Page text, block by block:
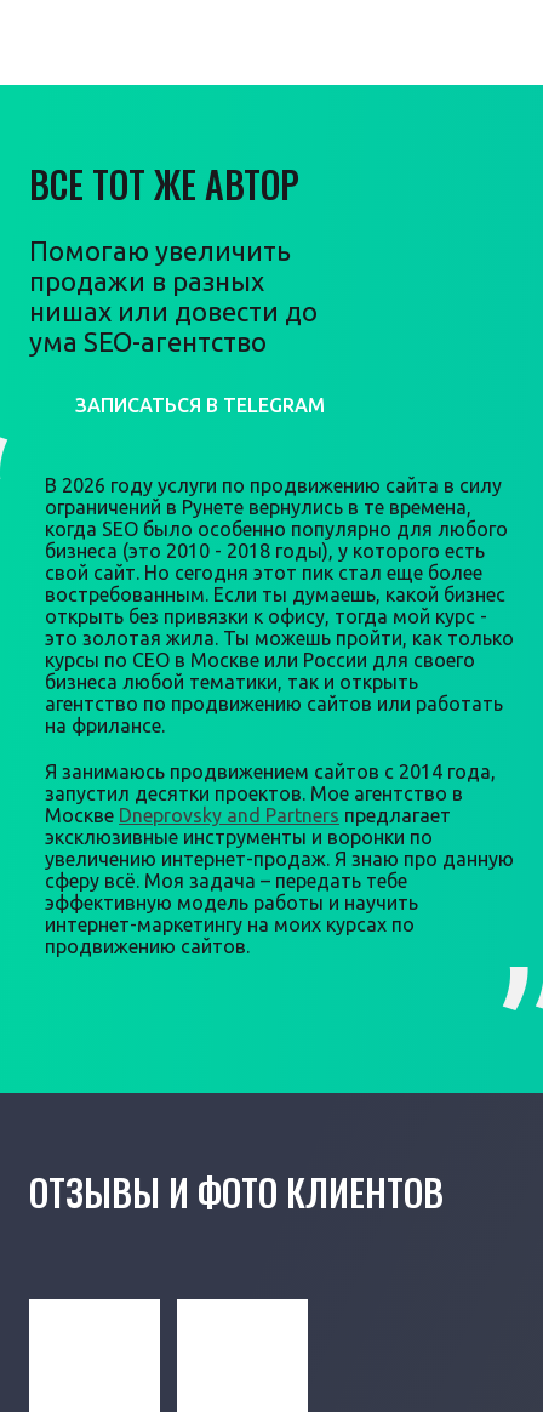
ВСЕ ТОТ ЖЕ АВТОР
Помогаю увеличить
продажи в разных
нишах или довести до
ума SEO-агентство
ЗАПИСАТЬСЯ В TELEGRAM
В 2026 году услуги по продвижению сайта в силу
ограничений в Рунете вернулись в те времена,
когда SEO было особенно популярно для любого
бизнеса (это 2010 - 2018 годы), у которого есть
свой сайт. Но сегодня этот пик стал еще более
востребованным. Если ты думаешь, какой бизнес
открыть без привязки к офису, тогда мой курс -
это золотая жила. Ты можешь пройти, как только
курсы по СЕО в Москве или России для своего
бизнеса любой тематики, так и открыть
агентство по продвижению сайтов или работать
на фрилансе.
Я занимаюсь продвижением сайтов с 2014 года,
запустил десятки проектов. Мое агентство в
Москве Dneprovsky and Partners предлагает
эксклюзивные инструменты и воронки по
увеличению интернет-продаж. Я знаю про данную
сферу всё. Моя задача – передать тебе
эффективную модель работы и научить
интернет-маркетингу на моих курсах по
продвижению сайтов.
ОТЗЫВЫ И ФОТО КЛИЕНТОВ